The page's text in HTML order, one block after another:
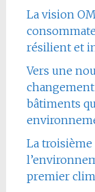
La vision
résilient et
Vers une
bâtiments
La
premier